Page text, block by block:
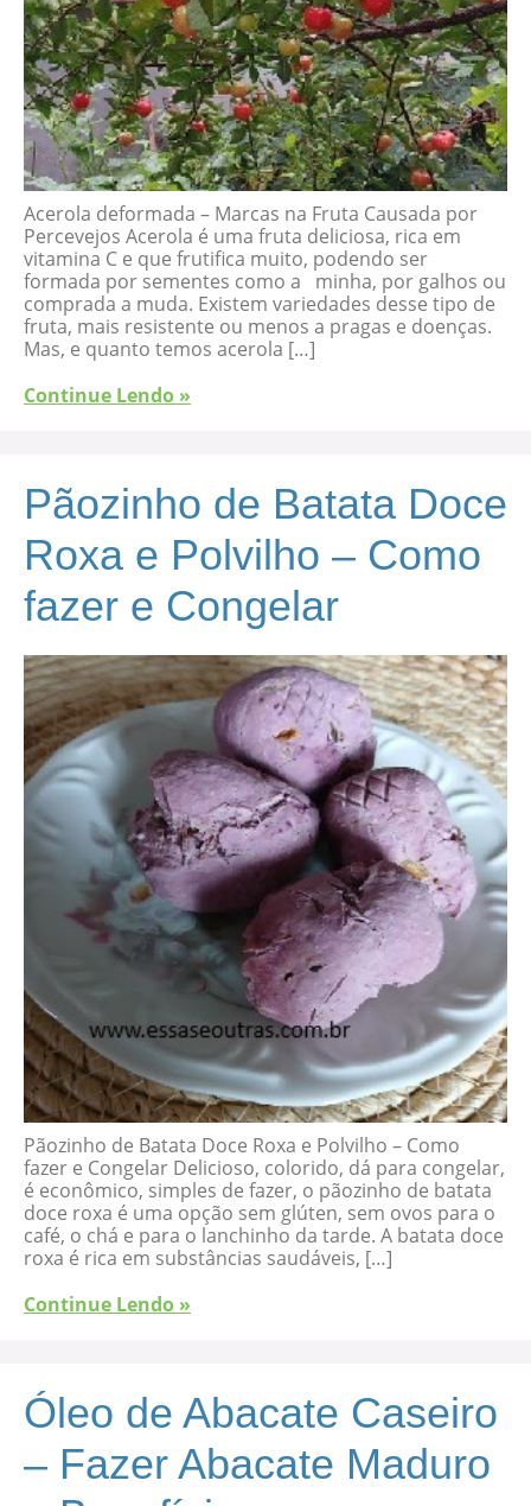
Acerola deformada – Marcas na Fruta Causada por
Percevejos Acerola é uma fruta deliciosa, rica em
vitamina C e que frutifica muito, podendo ser
formada por sementes como a minha, por galhos ou
comprada a muda. Existem variedades desse tipo de
fruta, mais resistente ou menos a pragas e doenças.
Mas, e quanto temos acerola […]
Continue Lendo »
Pãozinho de Batata Doce
Roxa e Polvilho – Como
fazer e Congelar
Pãozinho de Batata Doce Roxa e Polvilho – Como
fazer e Congelar Delicioso, colorido, dá para congelar,
é econômico, simples de fazer, o pãozinho de batata
doce roxa é uma opção sem glúten, sem ovos para o
café, o chá e para o lanchinho da tarde. A batata doce
roxa é rica em substâncias saudáveis, […]
Continue Lendo »
Óleo de Abacate Caseiro
– Fazer Abacate Maduro